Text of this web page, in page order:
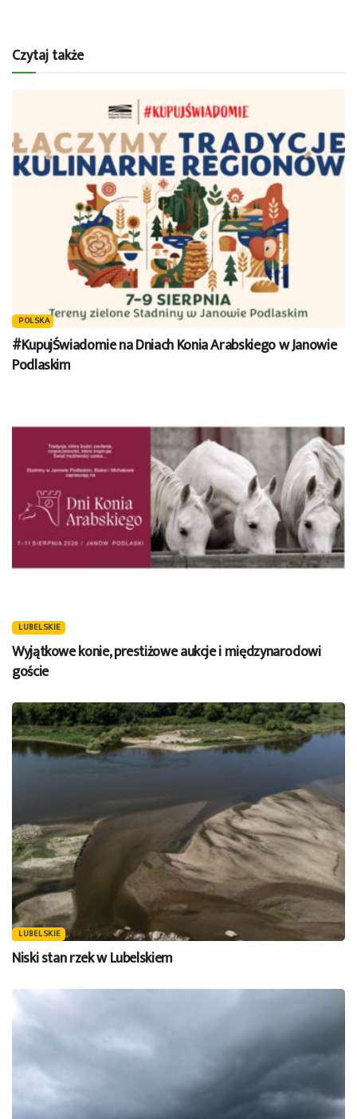
Czytaj także
POLSKA
#KupujŚwiadomie na Dniach Konia Arabskiego w Janowie
Podlaskim
LUBELSKIE
Wyjątkowe konie, prestiżowe aukcje i międzynarodowi
goście
LUBELSKIE
Niski stan rzek w Lubelskiem